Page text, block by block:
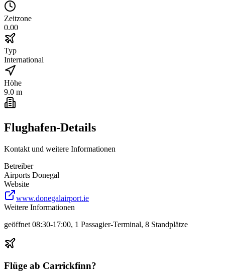
Zeitzone
0.00
Typ
International
Höhe
9.0 m
Flughafen-Details
Kontakt und weitere Informationen
Betreiber
Airports Donegal
Website
www.donegalairport.ie
Weitere Informationen
geöffnet 08:30-17:00, 1 Passagier-Terminal, 8 Standplätze
Flüge ab Carrickfinn?